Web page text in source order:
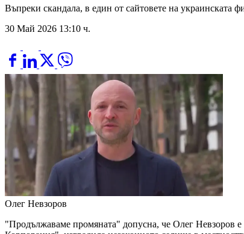
Въпреки скандала, в един от сайтовете на украинската
30 Май 2026 13:10 ч.
Олег Невзоров
"Продължаваме промяната" допусна, че Олег Невзоров е